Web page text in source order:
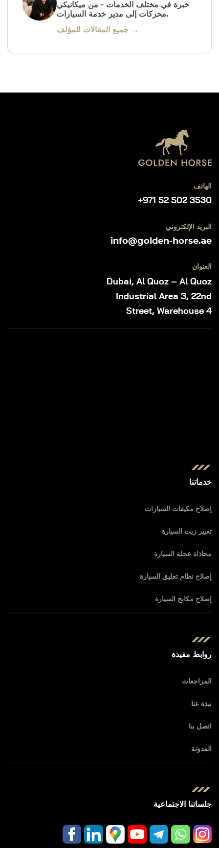
خبرة في مختلف الخدمات - من ميكانيكي
محركات إلى مدير خدمة السيارات.
جميع المقالات للمؤلف →
الهاتف
+971 52 502 3530
البريد الإلكتروني
info@golden-horse.ae
العنوان
Dubai, Al Quoz – Al Quoz
Industrial Area 3, 22nd
Street, Warehouse 4
خدماتنا
إصلاح مكيفات السيارات
تغيير زيت السيارة
محاذاة عجلة السيارة
إصلاح نظام تعليق السيارة
إصلاح مكابح السيارة
روابط مفيدة
المراجعات
نبذة عنا
اتصل بنا
المدونة
جلساتنا الاجتماعية